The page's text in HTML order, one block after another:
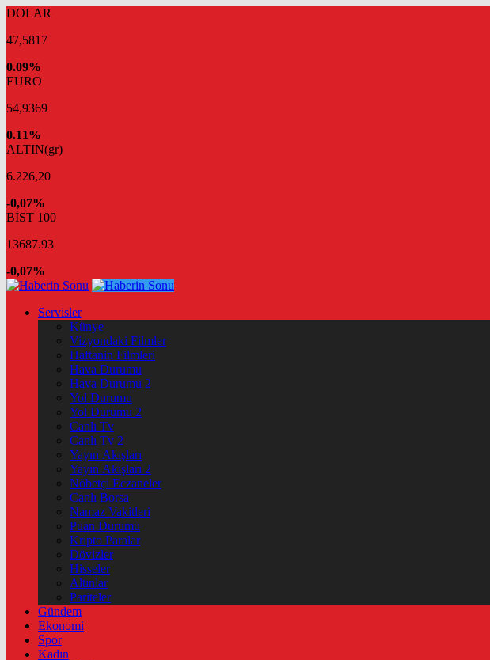
DOLAR
47,5817
0.09%
EURO
54,9369
0.11%
ALTIN(gr)
6.226,20
-0,07%
BİST 100
13687.93
-0,07%
Servisler
Künye
Vizyondaki Filmler
Haftanin Filmleri
Hava Durumu
Hava Durumu 2
Yol Durumu
Yol Durumu 2
Canlı Tv
Canlı Tv 2
Yayın Akışları
Yayın Akışları 2
Nöbetçi Eczaneler
Canlı Borsa
Namaz Vakitleri
Puan Durumu
Kripto Paralar
Dövizler
Hisseler
Altınlar
Pariteler
Gündem
Ekonomi
Spor
Kadın